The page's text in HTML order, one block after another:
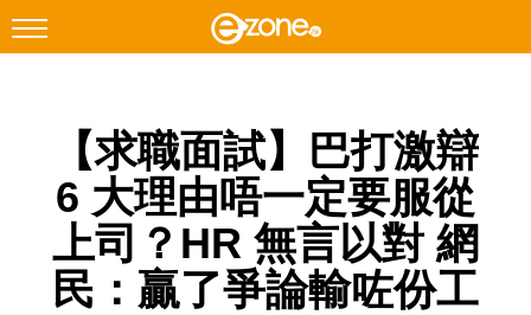
Facebook Instagram
科技焦點
網絡生活
遊戲動漫
【求職面試】巴打激辯
6 大理由唔一定要服從
上司？HR 無言以對 網
民：贏了爭論輸咗份工